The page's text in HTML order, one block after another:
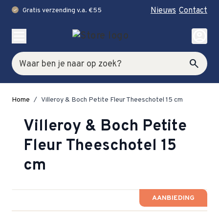
check Gratis verzending v.a. €55 Nieuws Contact
Zoek search
account_circle
Home / Villeroy & Boch Petite Fleur Theeschotel 15 cm
Villeroy & Boch Petite
Fleur Theeschotel 15
cm
AANBIEDING